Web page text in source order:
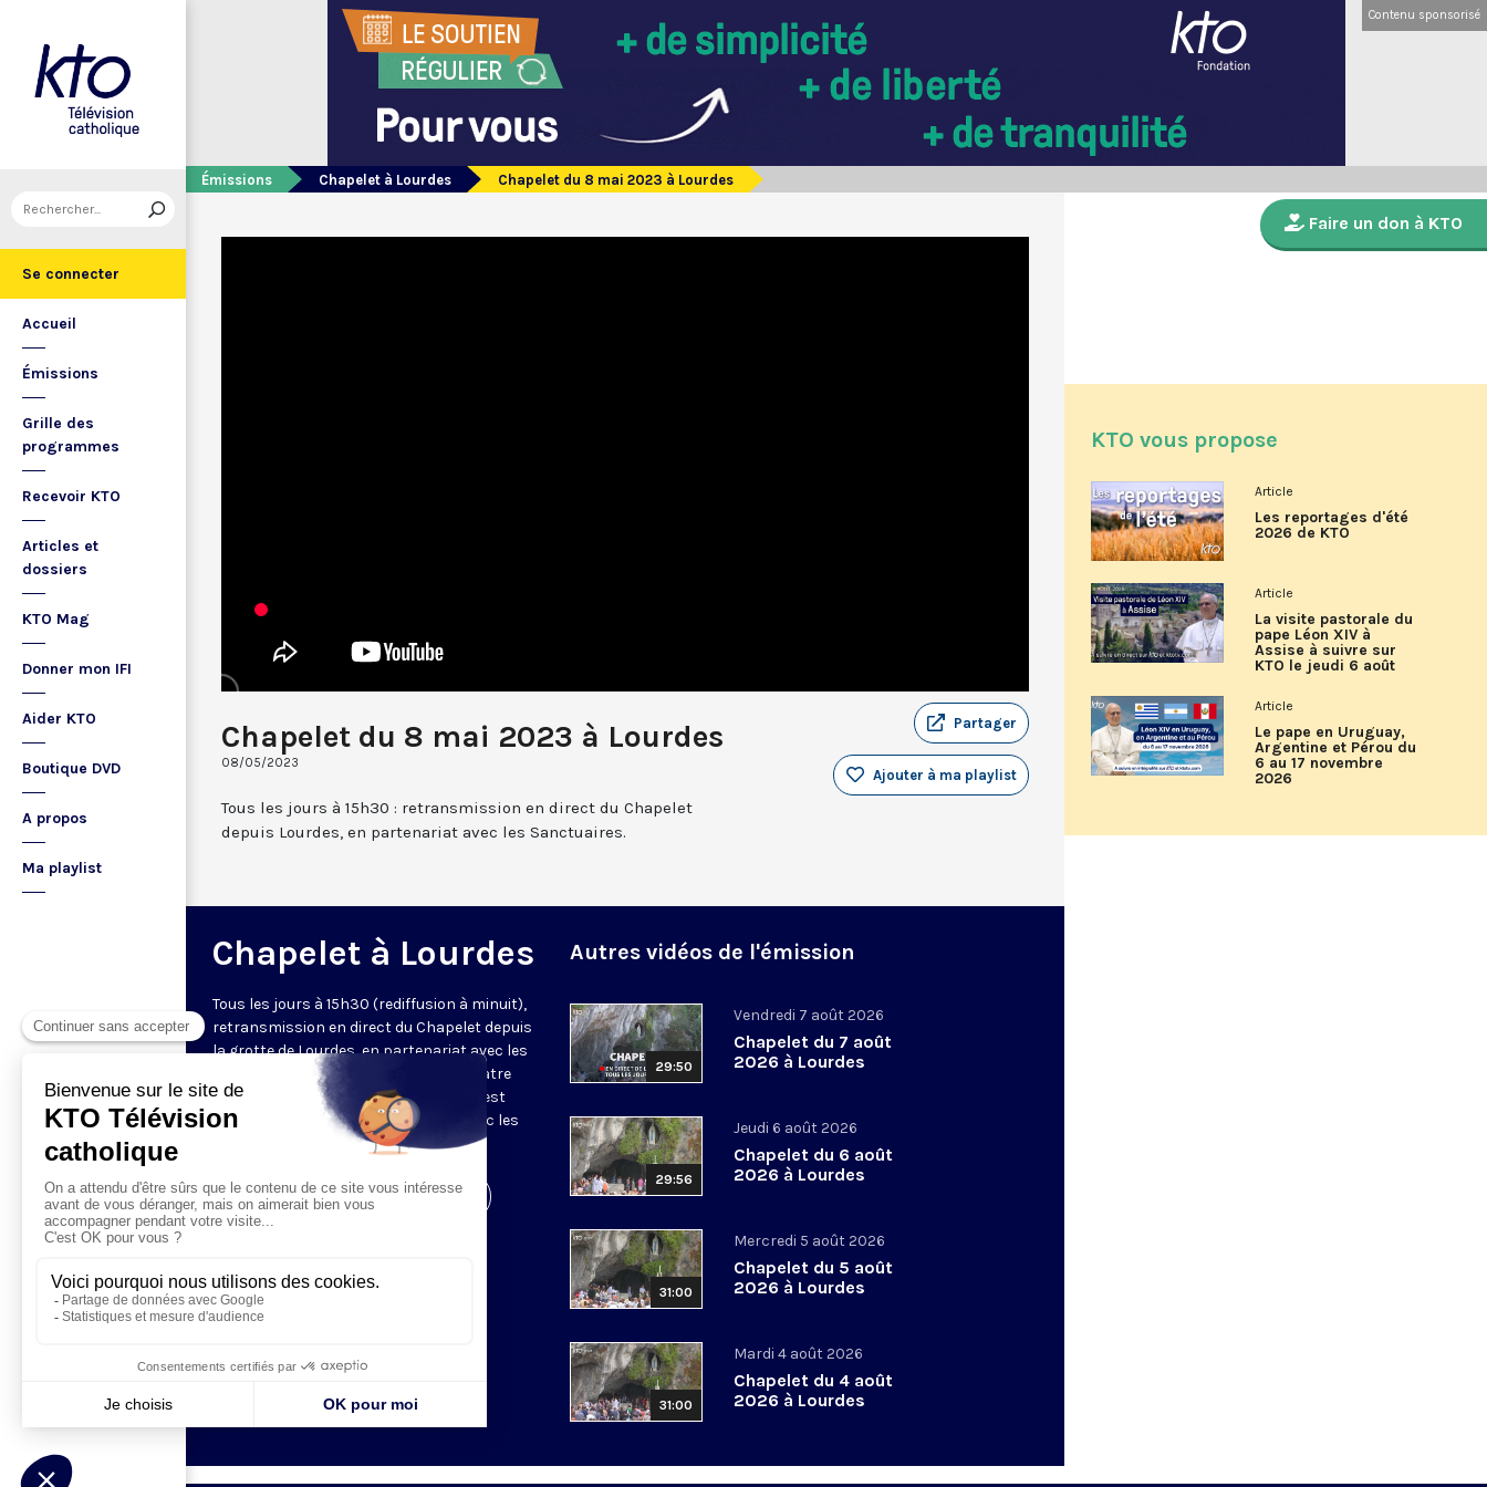
Se connecter
Accueil
Émissions
Grille des
programmes
Recevoir KTO
Articles et
dossiers
KTO Mag
Donner mon IFI
Aider KTO
Boutique DVD
A propos
Ma playlist
Contenu sponsorisé
Émissions Chapelet à Lourdes Chapelet du 8 mai 2023 à Lourdes
Chapelet du 8 mai 2023 à Lourdes
08/05/2023
Partager
Ajouter à ma playlist
Tous les jours à 15h30 : retransmission en direct du Chapelet
depuis Lourdes, en partenariat avec les Sanctuaires.
Chapelet à Lourdes
Tous les jours à 15h30 (rediffusion à minuit),
retransmission en direct du Chapelet depuis
la grotte de Lourdes, en partenariat avec les
Sanctuaires. Chaque jour, l'une des quatre
méditations des mystères du Rosaire est
proposée en communion de prière avec les
Visiter la page de l'émission
Autres vidéos de l'émission
29:50
Vendredi 7 août 2026
Chapelet du 7 août
2026 à Lourdes
29:56
Jeudi 6 août 2026
Chapelet du 6 août
2026 à Lourdes
31:00
Mercredi 5 août 2026
Chapelet du 5 août
2026 à Lourdes
31:00
Mardi 4 août 2026
Chapelet du 4 août
2026 à Lourdes
Faire un don à KTO
KTO vous propose
Article
Les reportages d'été
2026 de KTO
Article
La visite pastorale du
pape Léon XIV à
Assise à suivre sur
KTO le jeudi 6 août
Article
Le pape en Uruguay,
Argentine et Pérou du
6 au 17 novembre
2026